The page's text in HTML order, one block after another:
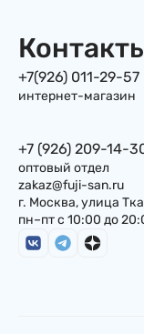
+7(926) 011-29-57
интернет-магазин
+7 (926) 209-14-
оптовый отдел
zakaz@fuji-san.ru
г. Москва, улица
пн–пт с 10:00 до